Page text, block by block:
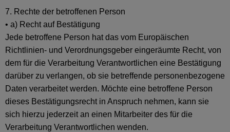
7. Rechte der betroffenen Person
• a) Recht auf Bestätigung
Jede betroffene Person hat das vom Europäischen
Richtlinien- und Verordnungsgeber eingeräumte Recht, von
dem für die Verarbeitung Verantwortlichen eine Bestätigung
darüber zu verlangen, ob sie betreffende personenbezogene
Daten verarbeitet werden. Möchte eine betroffene Person
dieses Bestätigungsrecht in Anspruch nehmen, kann sie
sich hierzu jederzeit an einen Mitarbeiter des für die
Verarbeitung Verantwortlichen wenden.